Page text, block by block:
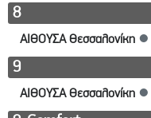
8
ΑΙΘΟΥΣΑ Θεσσαλονίκη ●
9
ΑΙΘΟΥΣΑ Θεσσαλονίκη ●